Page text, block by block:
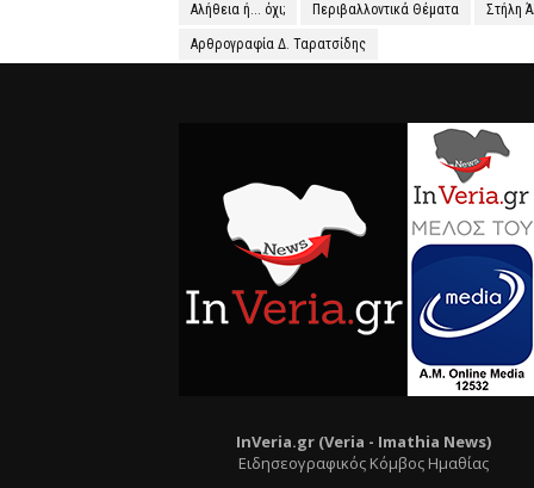
Αλήθεια ή... όχι; Περιβαλλοντικά Θέματα Στήλη
Αρθρογραφία Δ. Ταρατσίδης
InVeria.gr (Veria - Ιmathia News)
Ειδησεογραφικός Κόμβος Ημαθίας